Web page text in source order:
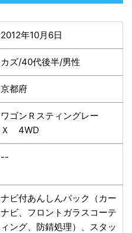
2012年10月6日
カズ/40代後半/男性
京都府
ワゴンＲスティングレー
Ｘ 4WD
--
ナビ付あんしんパック（カー
ナビ、フロントガラスコーテ
ィング、防錆処理）、スタッ